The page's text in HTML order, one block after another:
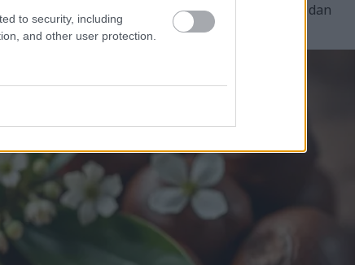
to security, including
and other user protection.
radikal bebas yang merosakkan sel. Flavonoid dan
hidup lebih lama dan kekal sihat.